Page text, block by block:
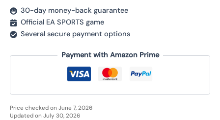
30-day money-back guarantee
Official EA SPORTS game
Several secure payment options
Payment with Amazon Prime
Price checked on June 7, 2026
Updated on July 30, 2026